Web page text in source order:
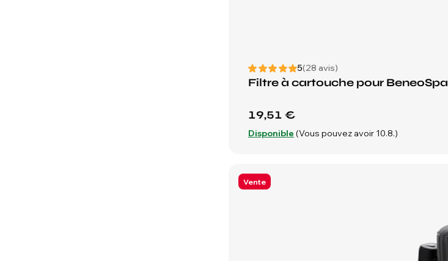
5(28 avis)
Filtre à cartouche pour BeneoSpa
19,51 €
Disponible (Vous pouvez avoir 10.8.)
Vente